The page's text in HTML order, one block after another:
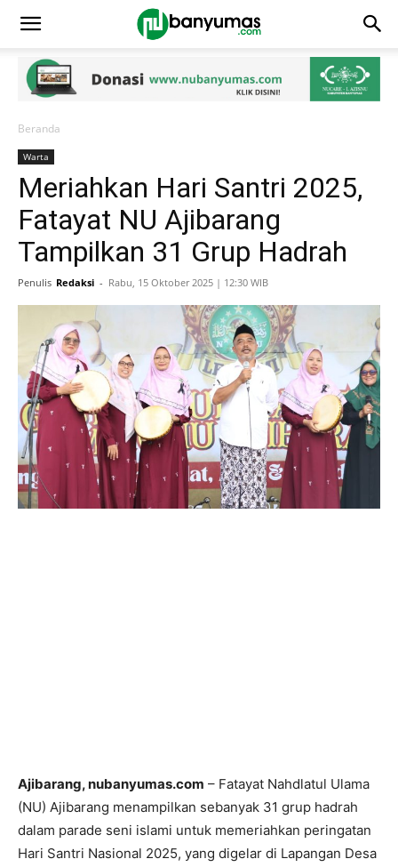
Beranda
Warta
Meriahkan Hari Santri 2025,
Fatayat NU Ajibarang
Tampilkan 31 Grup Hadrah
Penulis Redaksi - Rabu, 15 Oktober 2025 | 12:30 WIB
Ajibarang, nubanyumas.com – Fatayat Nahdlatul Ulama
(NU) Ajibarang menampilkan sebanyak 31 grup hadrah
dalam parade seni islami untuk memeriahkan peringatan
Hari Santri Nasional 2025, yang digelar di Lapangan Desa